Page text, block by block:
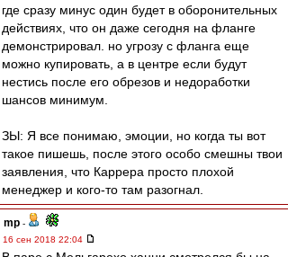
где сразу минус один будет в оборонительных
действиях, что он даже сегодня на фланге
демонстрировал. но угрозу с фланга еще
можно купировать, а в центре если будут
нестись после его обрезов и недоработки
шансов минимум.
ЗЫ: Я все понимаю, эмоции, но когда ты вот
такое пишешь, после этого особо смешны твои
заявления, что Каррера просто плохой
менеджер и кого-то там разогнал.
mp -
16 сен 2018 22:04